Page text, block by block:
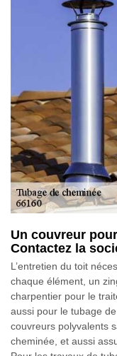
Un couvreur
Contactez la
L’entretien du toit
chaque élément, un
charpentier pour le
aussi pour le tubage
couvreurs polyvalents
cheminée, et aussi